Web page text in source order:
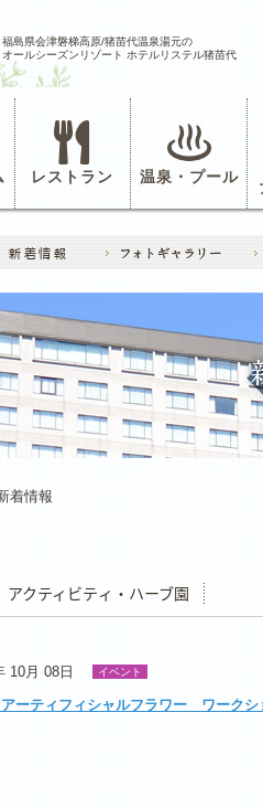
福島県会津磐梯高原/猪苗代温泉湯元の
オールシーズンリゾート ホテルリステル猪苗代
レストラン 温泉・プール
着情報
10月 08日 イベント
ーティフィシャルフラワー ワークシ